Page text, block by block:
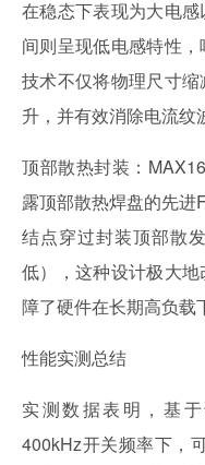
在稳态下表现为大电
间则呈现低电感特性
技术不仅将物理尺寸
升，并有效消除电流纹
顶部散热封装：
露顶部散热焊盘的先
结点穿过封装顶部散
低），这种设计极大
障了硬件在长期高负载
性能实测总结
实测数据表明，基
400kHz开关频率下，